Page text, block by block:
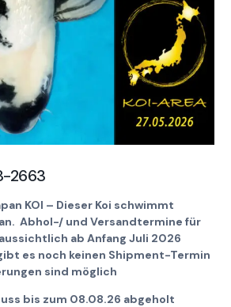
2663
KOI – Dieser Koi schwimmt
Abhol-/ und Versandtermine für
ab Anfang Juli 2026
es noch keinen Shipment-Termin
sind möglich
bis zum 08.08.26 abgeholt